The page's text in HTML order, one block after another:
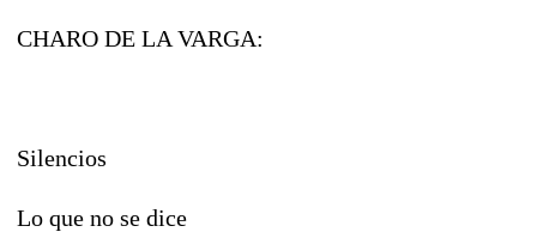
CHARO DE LA VARGA:
Silencios
Lo que no se dice